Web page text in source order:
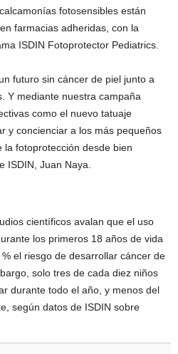
fotosensibles están
farmacias adheridas, con la
ISDIN Fotoprotector Pediatrics.
futuro sin cáncer de piel junto a
Y mediante nuestra campaña
como el nuevo tatuaje
y concienciar a los más pequeños
fotoprotección desde bien
ISDIN, Juan Naya.
científicos avalan que el uso
los primeros 18 años de vida
el riesgo de desarrollar cáncer de
solo tres de cada diez niños
durante todo el año, y menos del
según datos de ISDIN sobre